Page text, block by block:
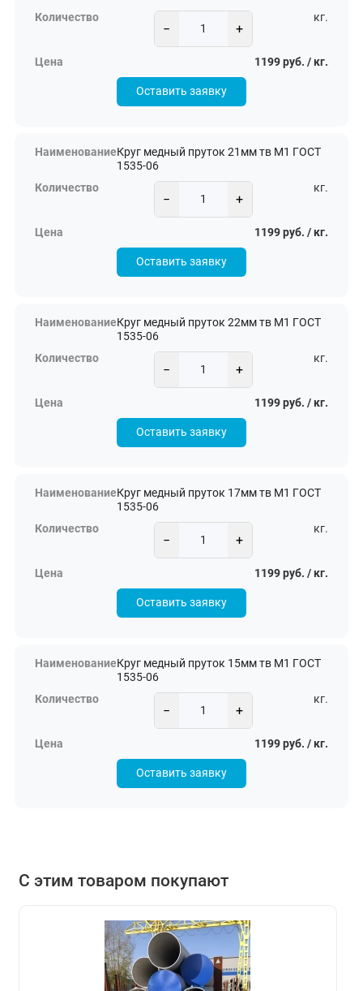
− +
кг.
1199 руб. / кг.
Оставить заявку
Круг медный пруток 21мм тв М1 ГОСТ
1535-06
− +
кг.
1199 руб. / кг.
Оставить заявку
Круг медный пруток 22мм тв М1 ГОСТ
1535-06
− +
кг.
1199 руб. / кг.
Оставить заявку
Круг медный пруток 17мм тв М1 ГОСТ
1535-06
− +
кг.
1199 руб. / кг.
Оставить заявку
Круг медный пруток 15мм тв М1 ГОСТ
1535-06
− +
кг.
1199 руб. / кг.
Оставить заявку
С этим товаром покупают